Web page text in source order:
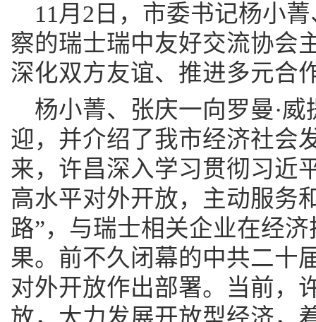
11月2日，市委书记杨小
察的瑞士瑞中友好交流协会
深化双方友谊、推进多元合
杨小菁、张庆一向罗曼·
迎，并介绍了我市经济社会
来，许昌深入学习贯彻习近
高水平对外开放，主动服务
路”，与瑞士相关企业在经
果。前不久闭幕的中共二十
对外开放作出部署。当前，